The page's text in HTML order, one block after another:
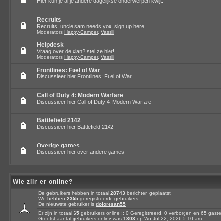
Recruits
Recruits, uncle sam needs you, sign up here
Moderators Happy-Camper, Vasslli
Helpdesk
Vraag over de clan? stel ze hier!
Moderators Happy-Camper, Vasslli
Frontlines: Fuel of War
Discussieer hier Frontlines: Fuel of War
Call of Duty 4: Modern Warfare
Discussieer hier Call of Duty 4: Modern Warfare
Battlefield 2142
Discussieer hier Battlefield 2142
Overige games
Discussieer hier over andere games
Wie zijn er online?
De gebruikers hebben in totaal 28743 berichten geplaatst
We hebben 2355 geregistreerde gebruikers
De nieuwste gebruiker is doloresan55
Er zijn in totaal 65 gebruikers online :: 0 Geregistreerd, 0 verborgen en 65
Grootst aantal gebruikers online was 1303 op Wo Jul 22, 2026 5:10 am